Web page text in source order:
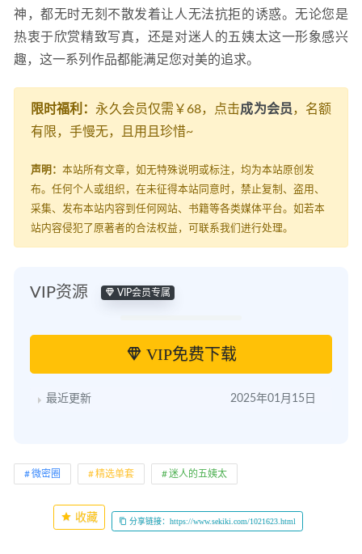
神，都无时无刻不散发着让人无法抗拒的诱惑。无论您是
热衷于欣赏精致写真，还是对迷人的五姨太这一形象感兴
趣，这一系列作品都能满足您对美的追求。
限时福利： 永久会员仅需￥68，点击成为会员，名额
有限，手慢无，且用且珍惜~
声明： 本站所有文章，如无特殊说明或标注，均为本站原创发
布。任何个人或组织，在未征得本站同意时，禁止复制、盗用、
采集、发布本站内容到任何网站、书籍等各类媒体平台。如若本
站内容侵犯了原著者的合法权益，可联系我们进行处理。
VIP资源 VIP会员专属
VIP免费下载
最近更新 2025年01月15日
微密圈 精选单套 迷人的五姨太
收藏 分享链接：https://www.sekiki.com/1021623.html